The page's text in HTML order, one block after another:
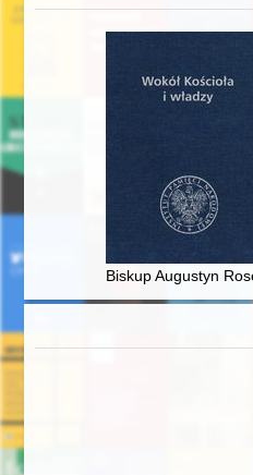
Biskup Augustyn